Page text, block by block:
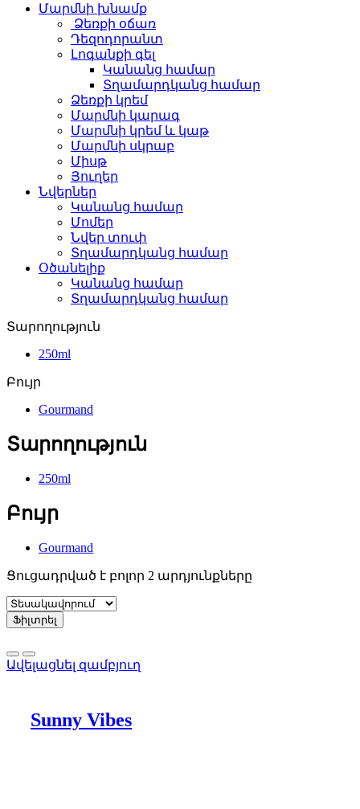
Մարմնի խնամք
Ձեռքի օճառ
Դեզոդորանտ
Լոգանքի գել
Կանանց համար
Տղամարդկանց համար
Ձեռքի կրեմ
Մարմնի կարագ
Մարմնի կրեմ և կաթ
Մարմնի սկրաբ
Միսթ
Յուղեր
Նվերներ
Կանանց համար
Մոմեր
Նվեր տուփ
Տղամարդկանց համար
Օծանելիք
Կանանց համար
Տղամարդկանց համար
Տարողություն
250ml
Բույր
Gourmand
Տարողություն
250ml
Բույր
Gourmand
Ցուցադրված է բոլոր 2 արդյունքները
Ֆիլտրել
Ավելացնել զամբյուղ
Sunny Vibes